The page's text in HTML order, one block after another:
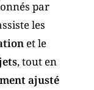
par
les
et le
, tout en
ajusté